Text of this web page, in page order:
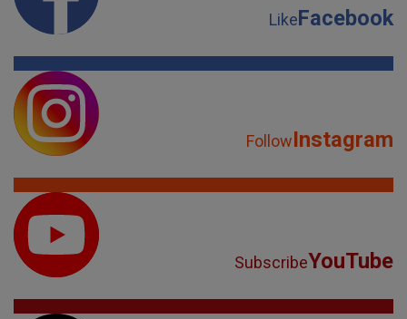
LikeFacebook
FollowInstagram
SubscribeYouTube